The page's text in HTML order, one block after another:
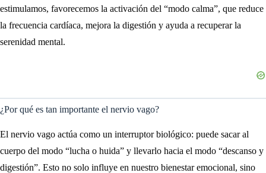
estimulamos, favorecemos la activación del “modo calma”, que reduce
la frecuencia cardíaca, mejora la digestión y ayuda a recuperar la
serenidad mental.
¿Por qué es tan importante el nervio vago?
El nervio vago actúa como un interruptor biológico: puede sacar al
cuerpo del modo “lucha o huida” y llevarlo hacia el modo “descanso y
digestión”. Esto no solo influye en nuestro bienestar emocional, sino